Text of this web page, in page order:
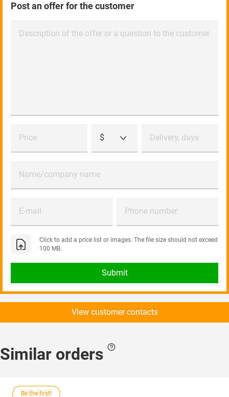
Post an offer for the customer
Description of the offer or a question to the customer
Price $ Delivery, days
Name/company name
E-mail Phone number
Click to add a price list or images. The file size should not exceed
100 MB.
Submit
View customer contacts
Similar orders
Be the first!